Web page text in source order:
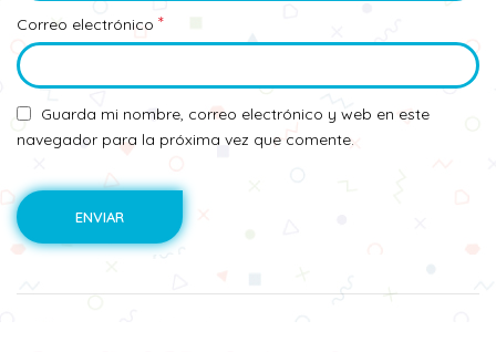
Correo electrónico *
Guarda mi nombre, correo electrónico y web en este
navegador para la próxima vez que comente.